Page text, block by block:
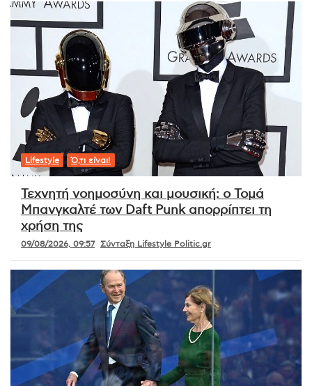
Lifestyle Ό,τι είναι!
Τεχνητή νοημοσύνη και μουσική: ο Τομά
Μπανγκαλτέ των Daft Punk απορρίπτει τη
χρήση της
09/08/2026, 09:57 Σύνταξη Lifestyle Politic.gr